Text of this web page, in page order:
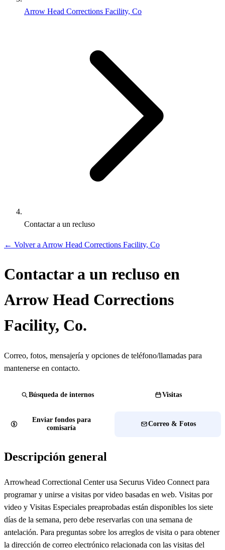
Arrow Head Corrections Facility, Co
Contactar a un recluso
← Volver a Arrow Head Corrections Facility, Co
Contactar a un recluso en
Arrow Head Corrections
Facility, Co.
Correo, fotos, mensajería y opciones de teléfono/llamadas para
mantenerse en contacto.
Búsqueda de internos Visitas
Enviar fondos para
comisaría
Correo & Fotos
Descripción general
Arrowhead Correctional Center usa Securus Video Connect para
programar y unirse a visitas por video basadas en web. Visitas por
video y Visitas Especiales preaprobadas están disponibles los siete
días de la semana, pero debe reservarlas con una semana de
antelación. Para preguntas sobre los arreglos de visita o para obtener
la dirección de correo electrónico relacionada con las visitas del